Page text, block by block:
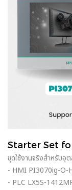
Starter Set
ชุดใช้งานจริงสำหรับอุ
- HMI PI3070ig-O-
- PLC LX5S-